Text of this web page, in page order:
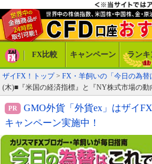
FX比較 キャンペーン ランキ
ザイFX！トップ> FX・羊飼いの「今日の為替
(木)■『米国の経済指標』と『NY株式市場の動
GMO外貨「外貨ex」はザイ
キャンペーン実施中！